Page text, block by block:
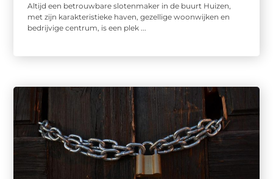
Altijd een betrouwbare slotenmaker in de buurt Huizen,
met zijn karakteristieke haven, gezellige woonwijken en
bedrijvige centrum, is een plek ...